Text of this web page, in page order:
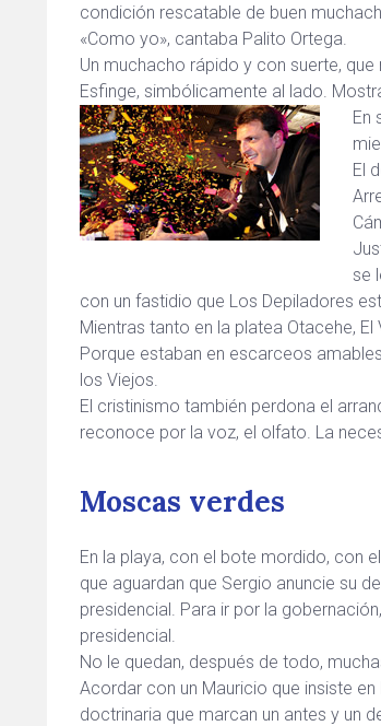
condición rescatable de buen
«Como yo», cantaba Palito Ortega.
Un muchacho rápido y con suerte,
Esfinge, simbólicamente al lado.
En
El
se
con un fastidio que Los Depiladores
Mientras tanto en la platea Otacehe,
Porque estaban en escarceos
los Viejos.
El cristinismo también perdona el
reconoce por la voz, el olfato. La
Moscas verdes
En la playa, con el bote mordido, con
que aguardan que Sergio anuncie su
presidencial. Para ir por la
presidencial.
No le quedan, después de todo,
Acordar con un Mauricio que insiste
doctrinaria que marcan un antes y un